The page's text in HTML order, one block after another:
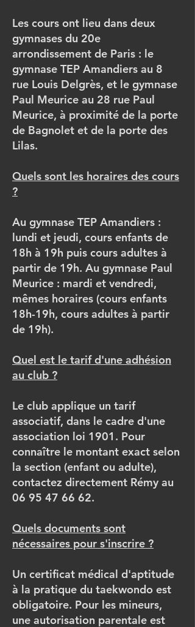
Les cours ont lieu dans deux
gymnases du 20e
arrondissement de Paris : le
gymnase TEP Amandiers au 8
rue Louis Delgrès, et le gymnase
Paul Meurice au 28 rue Paul
Meurice, à proximité de la porte
de Bagnolet et de la porte des
Lilas.
Quels sont les horaires des cours
?
Au gymnase TEP Amandiers :
lundi et jeudi, cours enfants de
18h à 19h puis cours adultes à
partir de 19h. Au gymnase Paul
Meurice : mardi et vendredi,
mêmes horaires (cours enfants
18h-19h, cours adultes à partir
de 19h).
Quel est le tarif d'une adhésion
au club ?
Le club applique un tarif
associatif, dans le cadre d'une
association loi 1901. Pour
connaître le montant exact selon
la section (enfant ou adulte),
contactez directement Rémy au
06 95 47 66 62.
Quels documents sont
nécessaires pour s'inscrire ?
Un certificat médical d'aptitude
à la pratique du taekwondo est
obligatoire. Pour les mineurs,
une autorisation parentale est